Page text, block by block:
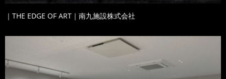
｜THE EDGE OF ART｜南九施設株式会社